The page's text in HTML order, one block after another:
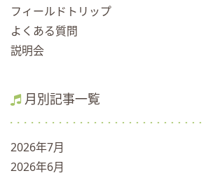
フィールドトリップ
よくある質問
説明会
月別記事一覧
2026年7月
2026年6月